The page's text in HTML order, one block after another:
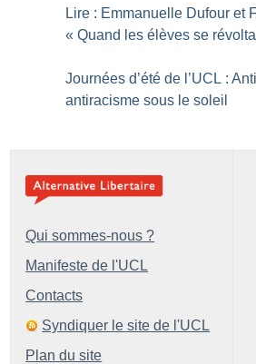
Lire : Emmanuelle Dufour et
« Quand les élèves se
Journées d’été de l’UCL :
antiracisme sous le soleil
Qui sommes-nous ?
Manifeste de l'UCL
Contacts
Syndiquer le site de l'UCL
Plan du site